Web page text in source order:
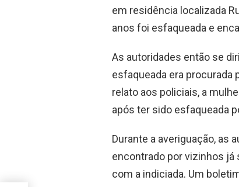
em residência localizada
anos foi esfaqueada e
As autoridades então se
esfaqueada era procurada
relato aos policiais, a
após ter sido esfaqueada
Durante a averiguação, as
encontrado por vizinhos já
com a indiciada. Um